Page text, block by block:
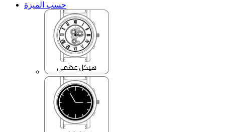
حسب الميزة